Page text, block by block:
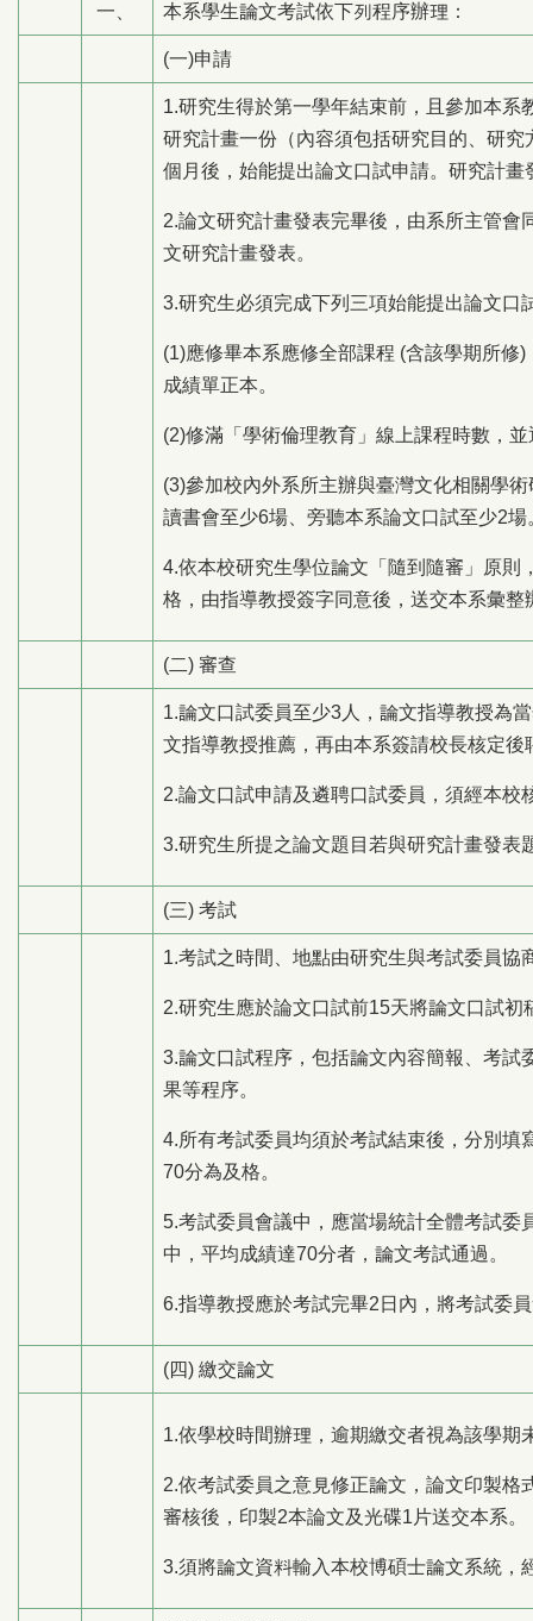
一、 本系學生論文考試依下列程序辦理：
(一)申請
1.研究生得於第一學年結束前，且參加本
研究計畫一份（內容須包括研究目的、研
個月後，始能提出論文口試申請。研究計
2.論文研究計畫發表完畢後，由系所主管
文研究計畫發表。
3.研究生必須完成下列三項始能提出論文口
(1)應修畢本系應修全部課程 (含該學期所修
成績單正本。
(2)修滿「學術倫理教育」線上課程時數，
(3)參加校內外系所主辦與臺灣文化相關學
讀書會至少6場、旁聽本系論文口試至少2場
4.依本校研究生學位論文「隨到隨審」原
格，由指導教授簽字同意後，送交本系彙整
(二) 審查
1.論文口試委員至少3人，論文指導教授為
文指導教授推薦，再由本系簽請校長核定後
2.論文口試申請及遴聘口試委員，須經本校
3.研究生所提之論文題目若與研究計畫發表
(三) 考試
1.考試之時間、地點由研究生與考試委員協
2.研究生應於論文口試前15天將論文口試
3.論文口試程序，包括論文內容簡報、考
果等程序。
4.所有考試委員均須於考試結束後，分別
70分為及格。
5.考試委員會議中，應當場統計全體考試
中，平均成績達70分者，論文考試通過。
6.指導教授應於考試完畢2日內，將考試委
(四) 繳交論文
1.依學校時間辦理，逾期繳交者視為該學期
2.依考試委員之意見修正論文，論文印製
審核後，印製2本論文及光碟1片送交本系。
3.須將論文資料輸入本校博碩士論文系統